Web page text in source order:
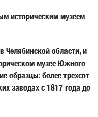
историческим музеем
Челябинской области, и
музее Южного
образцы: более трехсот
заводах с 1817 года до